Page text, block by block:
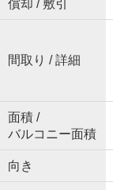
償却 / 敷引
間取り / 詳細
面積 /
バルコニー面積
向き